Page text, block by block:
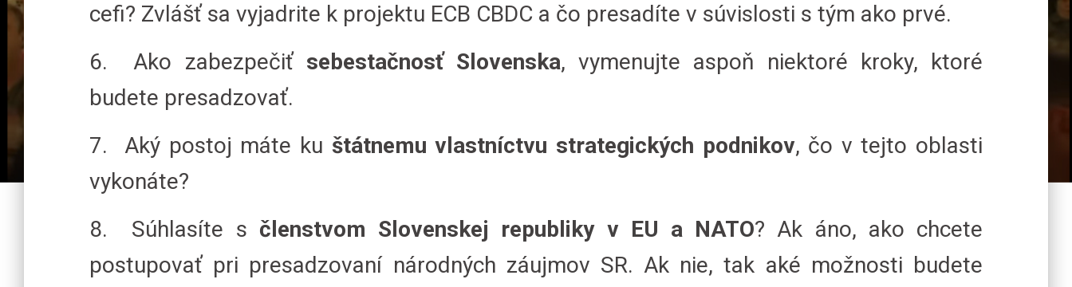
cefi? Zvlášť sa vyjadrite k projektu ECB CBDC a čo presadíte v súvislosti s tým ako prvé.
6. Ako zabezpečiť sebestačnosť Slovenska, vymenujte aspoň niektoré kroky, ktoré
budete presadzovať.
7. Aký postoj máte ku štátnemu vlastníctvu strategických podnikov, čo v tejto oblasti
vykonáte?
8. Súhlasíte s členstvom Slovenskej republiky v EU a NATO? Ak áno, ako chcete
postupovať pri presadzovaní národných záujmov SR. Ak nie, tak aké možnosti budete